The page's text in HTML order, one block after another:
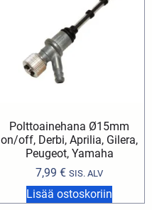
Polttoainehana Ø15mm
on/off, Derbi, Aprilia, Gilera,
Peugeot, Yamaha
7,99 € SIS. ALV
Lisää ostoskoriin